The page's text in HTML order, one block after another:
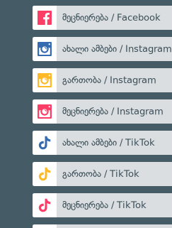
მეცნიერება / Facebook
ახალი ამბები / Instagram
გართობა / Instagram
მეცნიერება / Instagram
ახალი ამბები / TikTok
გართობა / TikTok
მეცნიერება / TikTok